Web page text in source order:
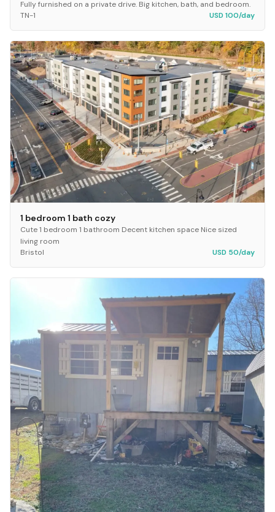
Fully furnished on a private drive. Big kitchen, bath, and bedroom.
TN-1
USD 100/day
1 bedroom 1 bath cozy
Cute 1 bedroom 1 bathroom Decent kitchen space Nice sized
living room
Bristol
USD 50/day